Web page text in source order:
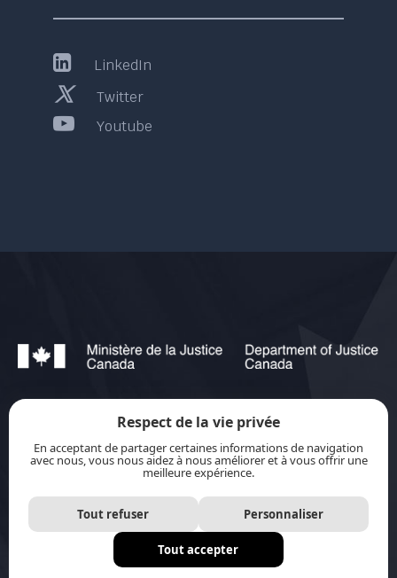
LinkedIn
Twitter
Youtube
jurisource.ca est financé par le ministère de la
Justice du Canada dans le cadre duPlan
d’action pour les langues officielles 2023-2028 :
Protection-promotion-collaboration.
Respect de la vie privée
En acceptant de partager certaines informations de navigation
avec nous, vous nous aidez à nous améliorer et à vous offrir une
meilleure expérience.
Tout refuser Personnaliser
Tout accepter